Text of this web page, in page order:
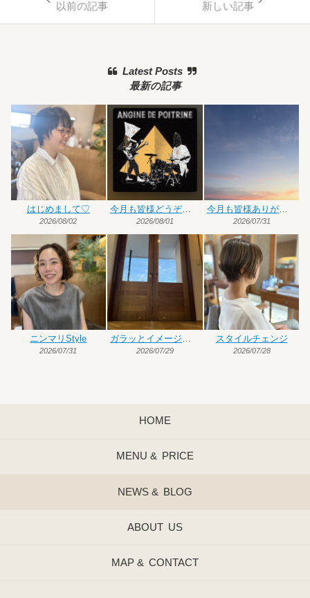
以前の記事
新しい記事
Latest Posts
最新の記事
はじめまして♡
2026/08/02
今月も皆様どうぞよろしくお願いいたします
2026/08/01
今月も皆様ありがとうございました
2026/07/31
ニンマリStyle
2026/07/31
ガラッとイメージチェンジ
2026/07/29
スタイルチェンジ
2026/07/28
HOME
MENU & PRICE
NEWS & BLOG
ABOUT US
MAP & CONTACT